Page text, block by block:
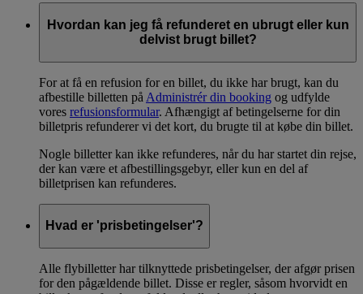
Hvordan kan jeg få refunderet en ubrugt eller kun
delvist brugt billet?
For at få en refusion for en billet, du ikke har brugt, kan du
afbestille billetten på Administrér din booking og udfylde
vores refusionsformular. Afhængigt af betingelserne for din
billetpris refunderer vi det kort, du brugte til at købe din billet.
Nogle billetter kan ikke refunderes, når du har startet din rejse,
der kan være et afbestillingsgebyr, eller kun en del af
billetprisen kan refunderes.
Hvad er 'prisbetingelser'?
Alle flybilletter har tilknyttede prisbetingelser, der afgør prisen
for den pågældende billet. Disse er regler, såsom hvorvidt en